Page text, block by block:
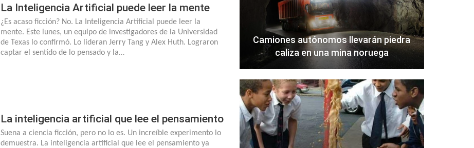
La Inteligencia Artificial puede leer la mente
¿Es acaso ficción? No. La Inteligencia Artificial puede leer la
mente. Este lunes, un equipo de investigadores de la Universidad
de Texas lo confirmó. Lo lideran Jerry Tang y Alex Huth. Lograron
captar el sentido de lo pensado y la…
La inteligencia artificial que lee el pensamiento
Suena a ciencia ficción, pero no lo es. Un increíble experimento lo
demuestra. La inteligencia artificial que lee el pensamiento ya
Camiones autónomos llevarán piedra
caliza en una mina noruega